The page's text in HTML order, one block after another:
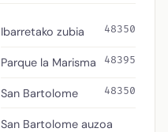
Ibarretako zubia 48350
Parque la Marisma 48395
San Bartolome 48350
San Bartolome auzoa